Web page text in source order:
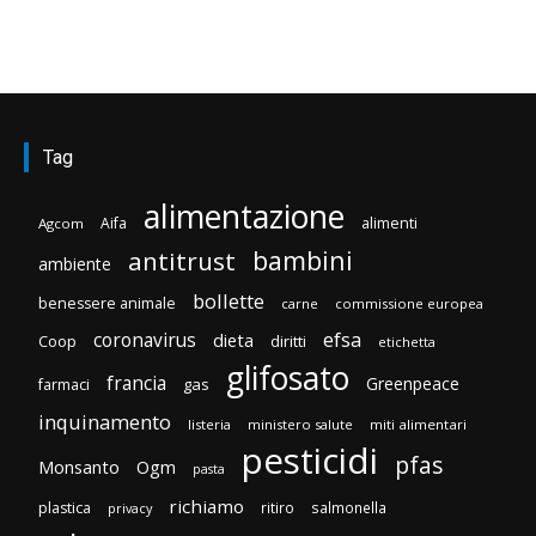
Tag
Agcom Aifa alimentazione alimenti
ambiente antitrust bambini
benessere animale bollette carne commissione europea
Coop coronavirus dieta diritti efsa etichetta
farmaci francia gas glifosato Greenpeace
inquinamento listeria ministero salute miti alimentari
Monsanto Ogm pasta pesticidi pfas
plastica privacy richiamo ritiro salmonella